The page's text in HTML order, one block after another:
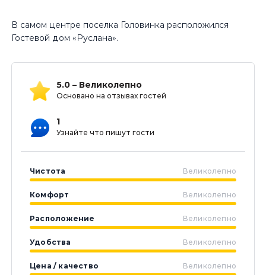
В самом центре поселка Головинка расположился
Гостевой дом «Руслана».
5.0 – Великолепно
Основано на отзывах гостей
1
Узнайте что пишут гости
Чистота Великолепно
Комфорт Великолепно
Расположение Великолепно
Удобства Великолепно
Цена / качество Великолепно